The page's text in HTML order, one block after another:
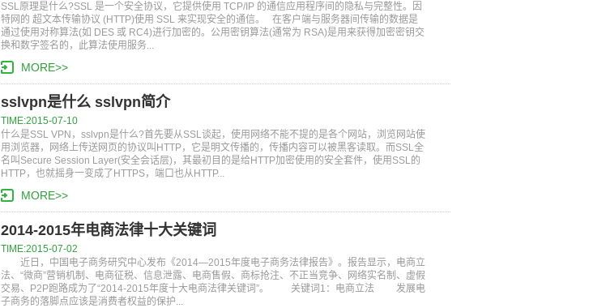
SSL原理是什么?SSL 是一个安全协议，它提供使用 TCP/IP 的通信应用程序间的隐私与完整性。因
特网的 超文本传输协议 (HTTP)使用 SSL 来实现安全的通信。 在客户端与服务器间传输的数据是
通过使用对称算法(如 DES 或 RC4)进行加密的。公用密钥算法(通常为 RSA)是用来获得加密密钥交
换和数字签名的，此算法使用服务...
MORE>>
sslvpn是什么 sslvpn简介
TIME:2015-07-10
什么是SSL VPN，sslvpn是什么?首先要从SSL谈起，使用网络不能不提的是各个网站，浏览网站使
用浏览器，网络上传送网页的协议叫HTTP，它是明文传播的，传播内容可以被黑客读取。而SSL全
名叫Secure Session Layer(安全会话层)，其最初目的是给HTTP加密使用的安全套件，使用SSL的
HTTP，也就摇身一变成了HTTPS，端口也从HTTP...
MORE>>
2014-2015年电商法律十大关键词
TIME:2015-07-02
近日，中国电子商务研究中心发布《2014—2015年度电子商务法律报告》。报告显示，电商立
法、“微商”营销机制、电商征税、信息泄露、电商售假、商标抢注、不正当竞争、网络实名制、虚假
交易、P2P跑路成为了“2014-2015年度十大电商法律关键词”。 关键词1：电商立法 发展电
子商务的落脚点应该是消费者权益的保护...